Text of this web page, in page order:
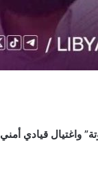
واغتيال قيادي أمني